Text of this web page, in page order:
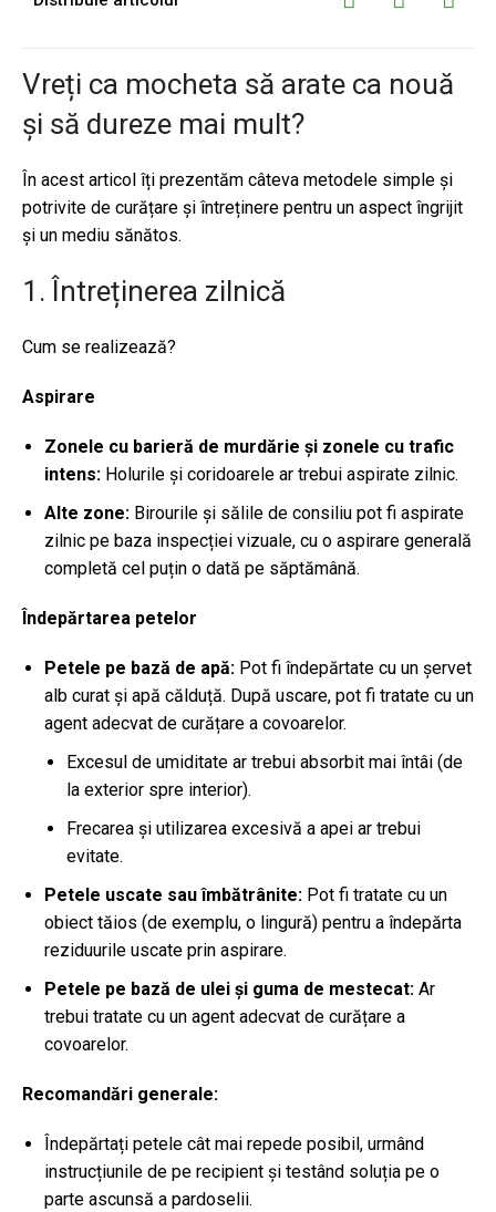
Vreți ca mocheta să arate ca nouă
și să dureze mai mult?
În acest articol îți prezentăm câteva metodele simple și
potrivite de curățare și întreținere pentru un aspect îngrijit
și un mediu sănătos.
1. Întreținerea zilnică
Cum se realizează?
Aspirare
Zonele cu barieră de murdărie și zonele cu trafic
intens: Holurile și coridoarele ar trebui aspirate zilnic.
Alte zone: Birourile și sălile de consiliu pot fi aspirate
zilnic pe baza inspecției vizuale, cu o aspirare generală
completă cel puțin o dată pe săptămână.
Îndepărtarea petelor
Petele pe bază de apă: Pot fi îndepărtate cu un șervet
alb curat și apă călduță. După uscare, pot fi tratate cu un
agent adecvat de curățare a covoarelor.
Excesul de umiditate ar trebui absorbit mai întâi (de
la exterior spre interior).
Frecarea și utilizarea excesivă a apei ar trebui
evitate.
Petele uscate sau îmbătrânite: Pot fi tratate cu un
obiect tăios (de exemplu, o lingură) pentru a îndepărta
reziduurile uscate prin aspirare.
Petele pe bază de ulei și guma de mestecat: Ar
trebui tratate cu un agent adecvat de curățare a
covoarelor.
Recomandări generale:
Îndepărtați petele cât mai repede posibil, urmând
instrucțiunile de pe recipient și testând soluția pe o
parte ascunsă a pardoselii.